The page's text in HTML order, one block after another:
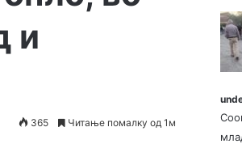
и
365 Читање помалку од 1м